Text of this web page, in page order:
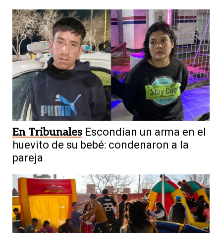
En Tribunales Escondían un arma en el
huevito de su bebé: condenaron a la
pareja